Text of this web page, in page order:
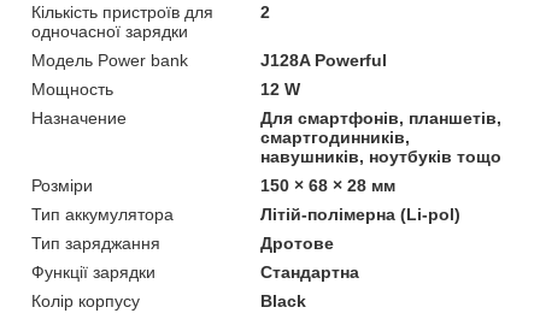
Кількість пристроїв для
одночасної зарядки
2
Модель Power bank
J128A Powerful
Мощность
12 W
Назначение
Для смартфонів, планшетів,
смартгодинників,
навушників, ноутбуків тощо
Розміри
150 × 68 × 28 мм
Тип аккумулятора
Літій-полімерна (Li-pol)
Тип заряджання
Дротове
Функції зарядки
Стандартна
Колір корпусу
Black